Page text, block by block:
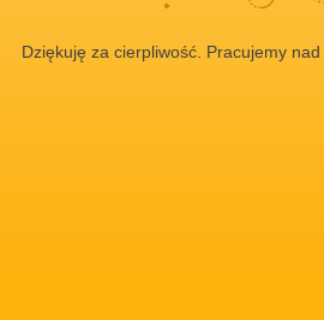
Dziękuję za cierpliwość. Pracujemy